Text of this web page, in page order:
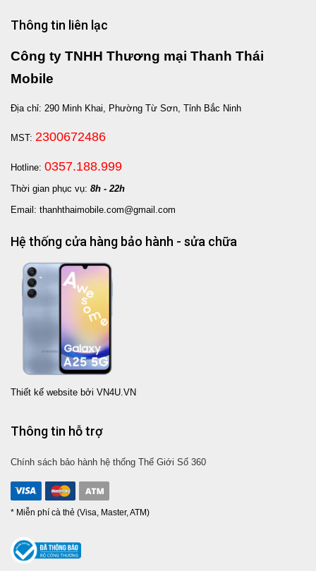
Thông tin liên lạc
Công ty TNHH Thương mại Thanh Thái
Mobile
Địa chỉ: 290 Minh Khai, Phường Từ Sơn, Tỉnh Bắc Ninh
MST: 2300672486
Hotline: 0357.188.999
Thời gian phục vụ: 8h - 22h
Email: thanhthaimobile.com@gmail.com
Hệ thống cửa hàng bảo hành - sửa chữa
Thiết kế website bởi VN4U.VN
Thông tin hỗ trợ
Chính sách bảo hành hệ thống Thế Giới Số 360
* Miễn phí cà thẻ (Visa, Master, ATM)